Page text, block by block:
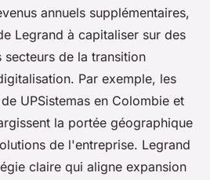
annuels supplémentaires,
Legrand à capitaliser sur des
de la transition
Par exemple, les
UPSistemas en Colombie et
la portée géographique
de l'entreprise. Legrand
claire qui aligne expansion